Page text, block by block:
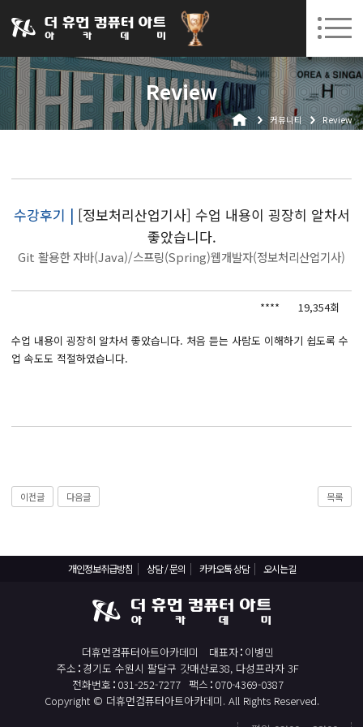
031-252-7277 수원캠퍼스 개강 08. 12.(수)
로그인 회원가입 고객센터
Review
커뮤니티 Review
수강후기 | [정보처리산업기사] 수업 내용이 굉장히 알차서
좋았습니다.
Git 활용한 자바(Java)/스프링(Spring)웹개발자(정보처리산업기사)
**** 19,354회
수업 내용이 굉장히 알차서 좋았습니다. 처음 듣는 사람도 이해하기 쉽도록 수
업 속도도 적절하였습니다.
이전글 다음글 목록
개인정보취급방침 상담 / 문의 카카오톡 상담 오시는길
더휴먼컴퓨터아트아카데미 대표자 이병민
주소 경기도 수원시 팔달구 갓매산로38, 다성프라자 3F
전화번호 031-252-7277 팩스 070-4369-0387
Copyright © 더휴먼컴퓨터아트아카데미. All Rights Reserved.
아카데미소개
인사말
오시는길
BIM 건축설계 및 실내건축설계(캐드(CAD),맥스(MAX),레빗(REVIT))실무자 양성과정
React, Veu 프레임워크 기반 프론트엔드 개발 양성 지원
전산세무회계 자격취득과정[전산회계1급/전산세무2급/FAT1급/TAT2급]
직업상담사 2급 (필기+실기) 자격증 취득과정
일러스트 자격증 취득과정(GTQi 1급)
전산회계 1급 / FAT 1급 자격증 취득과정
전산세무 2급 / TAT 2급 자격증 취득과정